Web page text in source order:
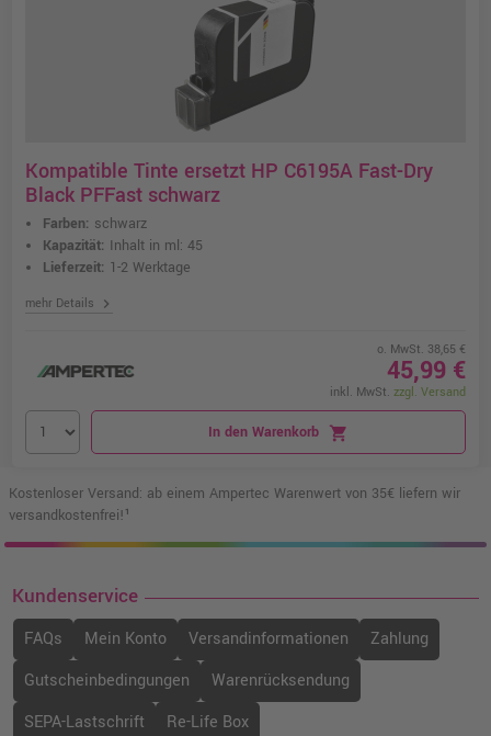
Kompatible Tinte ersetzt HP C6195A Fast-Dry
Black PFFast schwarz
Farben: schwarz
Kapazität: Inhalt in ml: 45
Lieferzeit: 1-2 Werktage
mehr Details chevron_right
o. MwSt. 38,65 €
45,99 €
inkl. MwSt. zzgl. Versand
In den Warenkorb shopping_cart
Kostenloser Versand: ab einem Ampertec Warenwert von 35€ liefern wir
versandkostenfrei!¹
Kundenservice
FAQs Mein Konto Versandinformationen
Zahlung
Gutscheinbedingungen
Warenrücksendung
SEPA-Lastschrift
Re-Life Box